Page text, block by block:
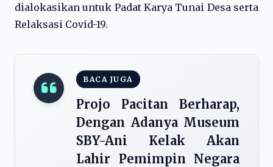
dialokasikan untuk Padat Karya Tunai Desa serta
Relaksasi Covid-19.
BACA JUGA
Projo Pacitan Berharap,
Dengan Adanya Museum
SBY-Ani Kelak Akan
Lahir Pemimpin Negara